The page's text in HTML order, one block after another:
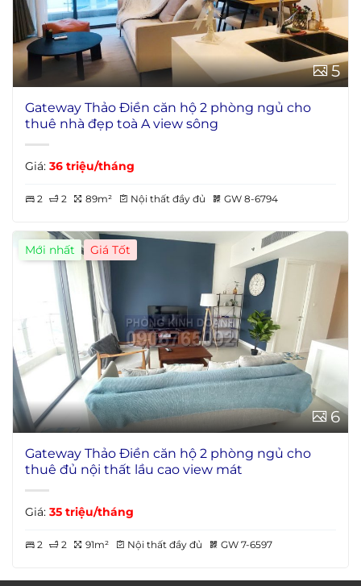
5
Gateway Thảo Điền căn hộ 2 phòng ngủ cho
thuê nhà đẹp toà A view sông
Giá: 36 triệu/tháng
2 2 89m² Nội thất đầy đủ GW 8-6794
Mới nhất Giá Tốt
6
Gateway Thảo Điền căn hộ 2 phòng ngủ cho
thuê đủ nội thất lầu cao view mát
Giá: 35 triệu/tháng
2 2 91m² Nội thất đầy đủ GW 7-6597